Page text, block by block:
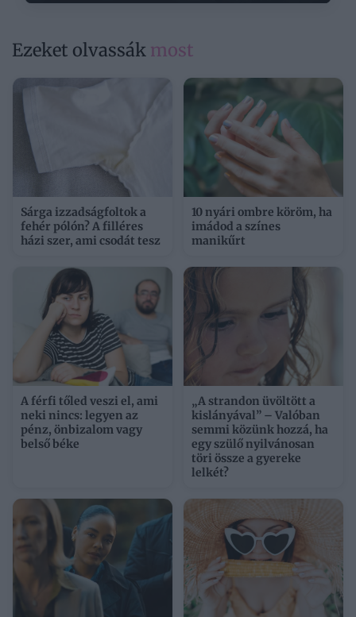
Ezeket olvassák most
Sárga izzadságfoltok a
fehér pólón? A filléres
házi szer, ami csodát tesz
10 nyári ombre köröm, ha
imádod a színes
manikűrt
A férfi tőled veszi el, ami
neki nincs: legyen az
pénz, önbizalom vagy
belső béke
„A strandon üvöltött a
kislányával” – Valóban
semmi közünk hozzá, ha
egy szülő nyilvánosan
töri össze a gyereke
lelkét?